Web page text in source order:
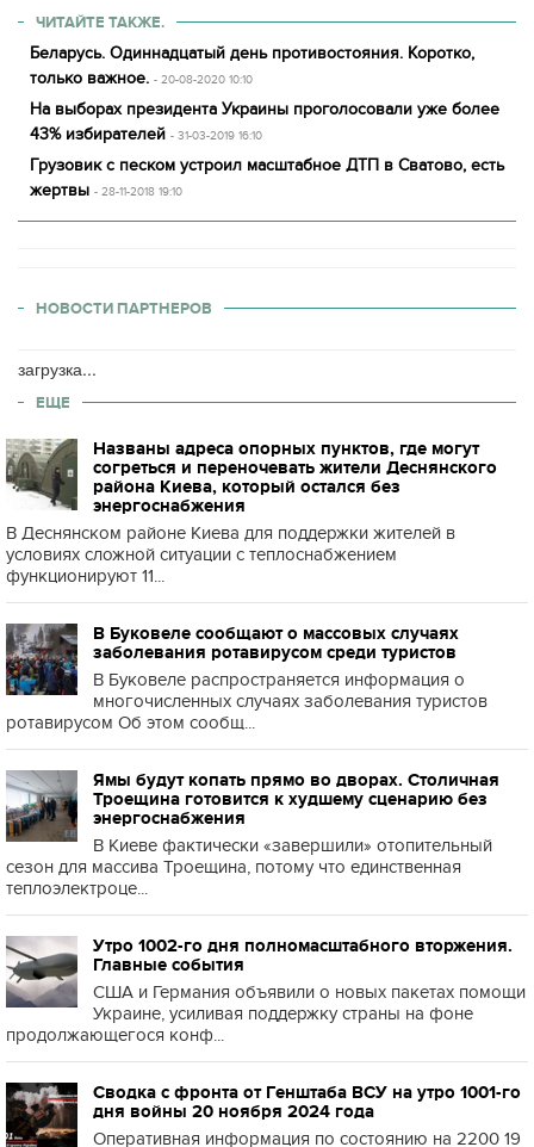
ЧИТАЙТЕ ТАКЖЕ.
Беларусь. Одиннадцатый день противостояния. Коротко,
только важное. - 20-08-2020 10:10
На выборах президента Украины проголосовали уже более
43% избирателей - 31-03-2019 16:10
Грузовик с песком устроил масштабное ДТП в Сватово, есть
жертвы - 28-11-2018 19:10
НОВОСТИ ПАРТНЕРОВ
загрузка...
ЕЩЕ
Названы адреса опорных пунктов, где могут
согреться и переночевать жители Деснянского
района Киева, который остался без
энергоснабжения
В Деснянском районе Киева для поддержки жителей в
условиях сложной ситуации с теплоснабжением
функционируют 11...
В Буковеле сообщают о массовых случаях
заболевания ротавирусом среди туристов
В Буковеле распространяется информация о
многочисленных случаях заболевания туристов
ротавирусом Об этом сообщ...
Ямы будут копать прямо во дворах. Столичная
Троещина готовится к худшему сценарию без
энергоснабжения
В Киеве фактически «завершили» отопительный
сезон для массива Троещина, потому что единственная
теплоэлектроце...
Утро 1002-го дня полномасштабного вторжения.
Главные события
США и Германия объявили о новых пакетах помощи
Украине, усиливая поддержку страны на фоне
продолжающегося конф...
Сводка с фронта от Генштаба ВСУ на утро 1001-го
дня войны 20 ноября 2024 года
Оперативная информация по состоянию на 2200 19